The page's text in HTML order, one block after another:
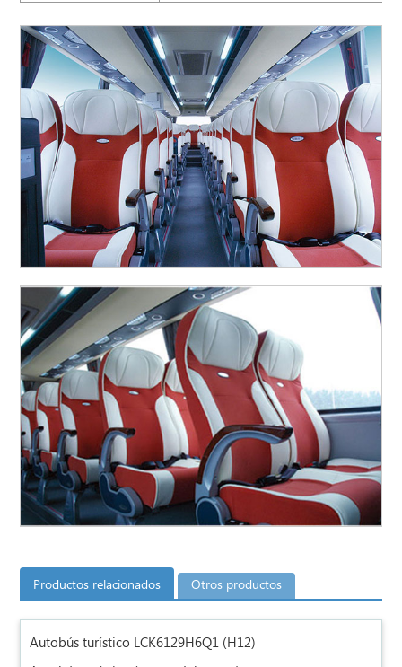
Productos relacionados Otros productos
Autobús turístico LCK6129H6Q1 (H12)